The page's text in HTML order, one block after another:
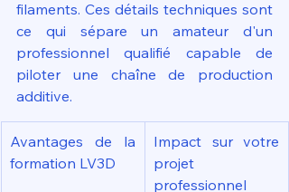
filaments. Ces détails techniques sont
ce qui sépare un amateur d'un
professionnel qualifié capable de
piloter une chaîne de production
additive.
Avantages de la
formation LV3D
Impact sur votre
projet
professionnel